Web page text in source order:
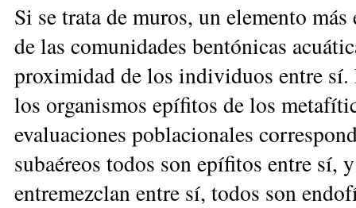
Si se trata de muros, un elemento
de las comunidades bentónicas
proximidad de los individuos entre
los organismos epífitos de los
evaluaciones poblacionales
subaéreos todos son epífitos entre sí,
entremezclan entre sí, todos son